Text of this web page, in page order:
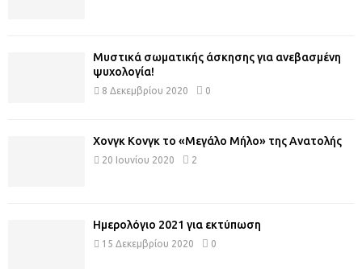
Μυστικά σωματικής άσκησης για ανεβασμένη
ψυχολογία!
8 Δεκεμβρίου 2020 0
Χονγκ Κονγκ το «Μεγάλο Μήλο» της Ανατολής
20 Ιουνίου 2020 2
Ημερολόγιο 2021 για εκτύπωση
15 Δεκεμβρίου 2020 0